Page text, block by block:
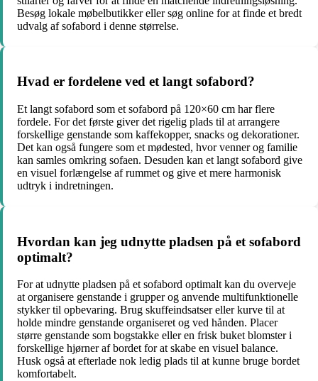
Besøg lokale møbelbutikker eller søg online for at finde et bredt
udvalg af sofabord i denne størrelse.
Hvad er fordelene ved et langt sofabord?
Et langt sofabord som et sofabord på 120×60 cm har flere
fordele. For det første giver det rigelig plads til at arrangere
forskellige genstande som kaffekopper, snacks og dekorationer.
Det kan også fungere som et mødested, hvor venner og familie
kan samles omkring sofaen. Desuden kan et langt sofabord give
en visuel forlængelse af rummet og give et mere harmonisk
udtryk i indretningen.
Hvordan kan jeg udnytte pladsen på et sofabord
optimalt?
For at udnytte pladsen på et sofabord optimalt kan du overveje
at organisere genstande i grupper og anvende multifunktionelle
stykker til opbevaring. Brug skuffeindsatser eller kurve til at
holde mindre genstande organiseret og ved hånden. Placer
større genstande som bogstakke eller en frisk buket blomster i
forskellige hjørner af bordet for at skabe en visuel balance.
Husk også at efterlade nok ledig plads til at kunne bruge bordet
komfortabelt.